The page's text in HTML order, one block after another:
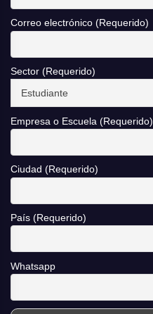
Correo electrónico (Requerido)
Sector (Requerido)
Empresa o Escuela (Requerido)
Ciudad (Requerido)
País (Requerido)
Whatsapp